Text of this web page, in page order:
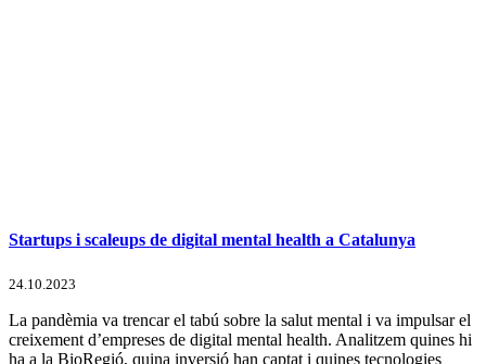
Startups i scaleups de digital mental health a Catalunya
24.10.2023
La pandèmia va trencar el tabú sobre la salut mental i va impulsar el
creixement d’empreses de digital mental health. Analitzem quines hi
ha a la BioRegió, quina inversió han captat i quines tecnologies